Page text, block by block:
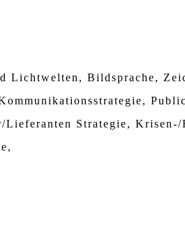
Lichtwelten, Bildsprache,
Strategie, Krisen-/